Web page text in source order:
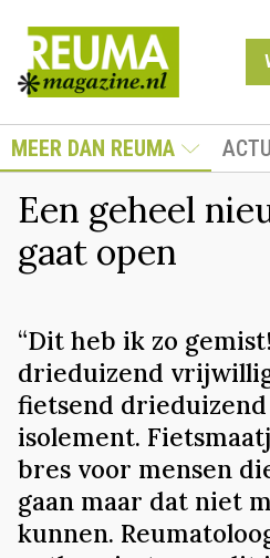
MEER DAN REUMA
Een geheel
gaat open
“Dit heb ik zo
drieduizend
fietsend
isolement.
bres voor mensen
gaan maar dat niet
kunnen.